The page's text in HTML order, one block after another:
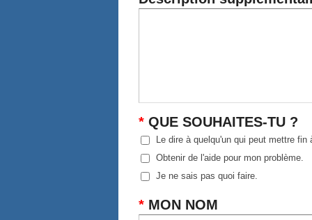
* QUE SOUHAITES-TU ?
Le dire à quelqu'un qui peut mettre
Obtenir de l'aide pour mon problème.
Je ne sais pas quoi faire.
* MON NOM